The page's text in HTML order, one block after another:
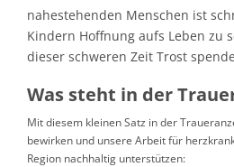
nahestehenden Menschen ist
Kindern Hoffnung aufs Leben zu
dieser schweren Zeit Trost
Was steht in der
Mit diesem kleinen Satz in der
bewirken und unsere Arbeit für
Region nachhaltig unterstützen: